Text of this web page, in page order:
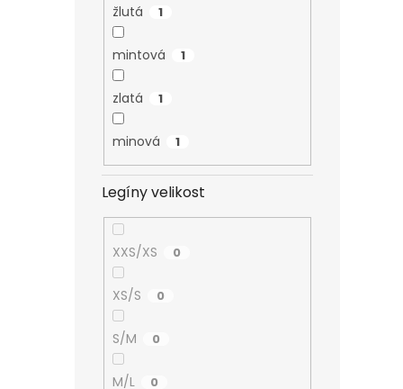
žlutá 1
mintová 1
zlatá 1
minová 1
Legíny velikost
XXS/XS 0
XS/S 0
S/M 0
M/L 0